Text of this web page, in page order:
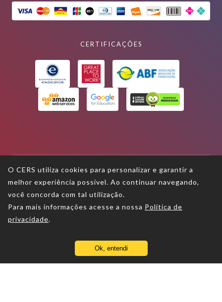
CERTIFICAÇÕES
Termos de uso
Política de privacidade
autorais
O CERS utiliza cookies para personalizar e garantir a
melhor experiência possível. Ao continuar navegando,
você concorda com tal utilização.
Para mais informações acesse a nossa Política de
privacidade.
Ok, entendi